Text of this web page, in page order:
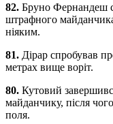
82. Бруно Фернандеш
штрафного
ніяким.
81. Дірар спробував
метрах вище воріт.
80. Кутовий
майданчику, після
поля.